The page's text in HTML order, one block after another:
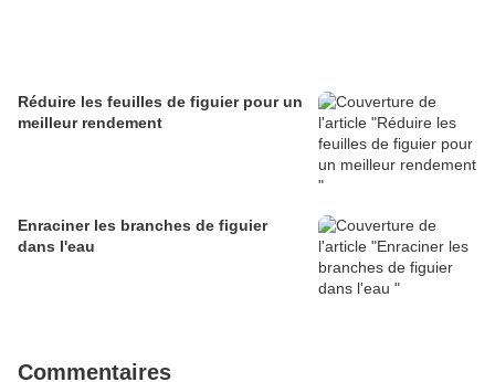
Réduire les feuilles de figuier pour un
meilleur rendement
Enraciner les branches de figuier
dans l'eau
Commentaires